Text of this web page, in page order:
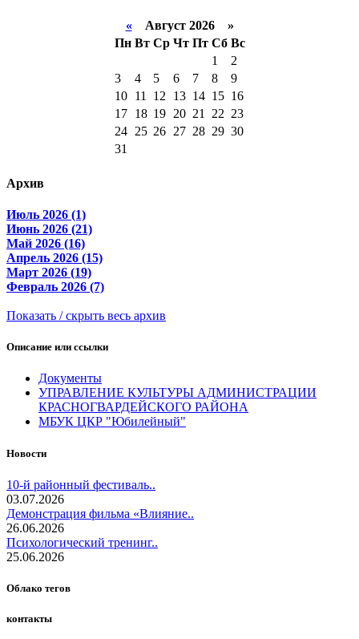
«Август 2026 »
Пн Вт Ср Чт Пт Сб Вс
1
2
3
4 5 6 7 8
9
10
11 12 13 14 15 16
17
18 19 20 21 22 23
24 25 26 27 28 29 30
31
Архив
Июль 2026 (1)
Июнь 2026 (21)
Май 2026 (16)
Апрель 2026 (15)
Март 2026 (19)
Февраль 2026 (7)
Показать / скрыть весь архив
Описание или ссылки
Документы
УПРАВЛЕНИЕ КУЛЬТУРЫ АДМИНИСТРАЦИИ
КРАСНОГВАРДЕЙСКОГО РАЙОНА
МБУК ЦКР "Юбилейный"
Новости
10-й районный фестиваль..
03.07.2026
Демонстрация фильма «Влияние..
26.06.2026
Психологический тренинг..
25.06.2026
Облако тегов
контакты